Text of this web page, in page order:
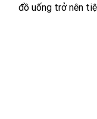
đồ uống trở nên